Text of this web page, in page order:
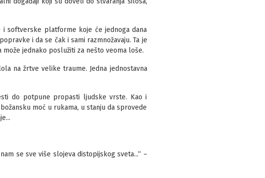
i softverske platforme koje će jednoga dana
i da se čak i sami razmnožavaju. Ta je
jednako poslužiti za nešto veoma loše.
na žrtve velike traume. Jedna jednostavna
do potpune propasti ljudske vrste. Kao i
moć u rukama, u stanju da sprovede
se sve više slojeva distopijskog sveta...“ –